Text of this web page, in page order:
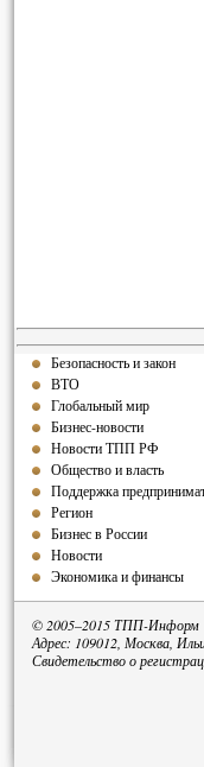
Безопасность и закон
ВТО
Глобальный мир
Бизнес-новости
Новости ТПП РФ
Общество и власть
Поддержка
Регион
Бизнес в России
Новости
Экономика и финансы
© 2005–2015 ТПП-Информ
Адрес: 109012, Москва,
Свидетельство о